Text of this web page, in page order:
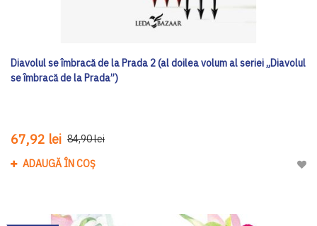
Diavolul se îmbracă de la Prada 2 (al doilea volum al seriei „Diavolul
se îmbracă de la Prada”)
67,92 lei 84,90 lei
ADAUGĂ ÎN COȘ